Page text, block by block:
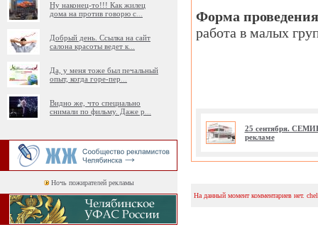
Ну наконец-то!!! Как жилец
дома на против говорю с
Добрый день. Ссылка на сайт
салона красоты ведет к
Да, у меня тоже был печальный
опыт, когда горе-пер
Видно же, что специально
снимали по фильму. Даже р
Ночь пожирателей рекламы
Форма
работа в малых
25 сентября.
рекламе
На данный момент комментариев нет.